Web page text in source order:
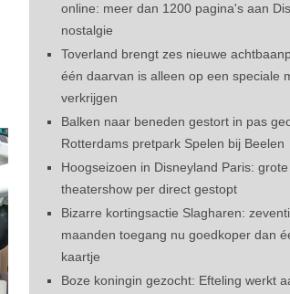
online: meer dan 1200 pagina's aan
nostalgie
Toverland brengt zes nieuwe
één daarvan is alleen op een speciale
verkrijgen
Balken naar beneden gestort in pas
Rotterdams pretpark Spelen bij Beelen
Hoogseizoen in Disneyland Paris: grote
theatershow per direct gestopt
Bizarre kortingsactie Slagharen:
maanden toegang nu goedkoper dan
kaartje
Boze koningin gezocht: Efteling werkt